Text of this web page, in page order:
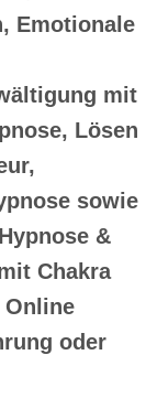
Emotionale
mit
Lösen
sowie
&
Chakra
Online
oder